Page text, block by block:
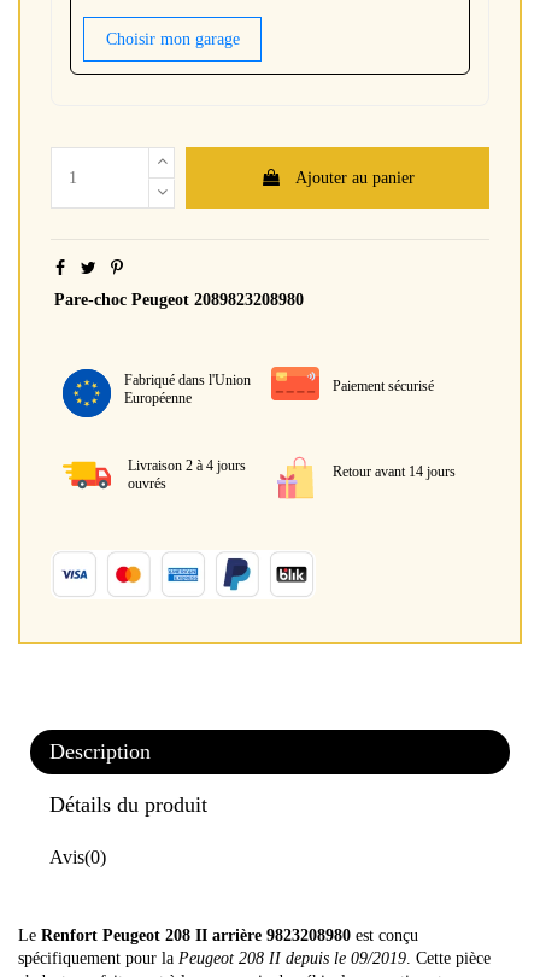
Choisir mon garage
Ajouter au panier
Pare-choc Peugeot 2089823208980
Fabriqué dans l'Union
Européenne
Paiement sécurisé
Livraison 2 à 4 jours
ouvrés
Retour avant 14 jours
Description
Détails du produit
Avis(0)
Le Renfort Peugeot 208 II arrière 9823208980 est conçu
spécifiquement pour la Peugeot 208 II depuis le 09/2019 . Cette pièce